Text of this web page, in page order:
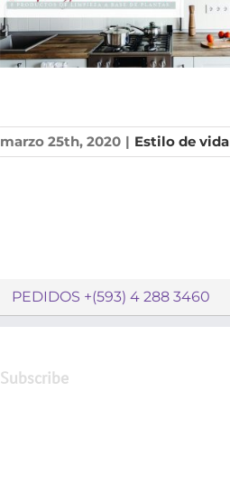
marzo 25th, 2020 | Estilo de vida
PEDIDOS +(593) 4 288 3460
Subscribe